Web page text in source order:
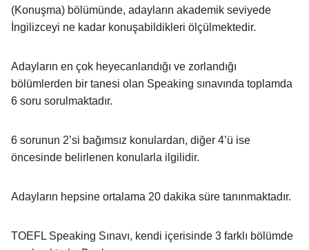
(Konuşma) bölümünde, adayların akademik seviyede
İngilizceyi ne kadar konuşabildikleri ölçülmektedir.
Adayların en çok heyecanlandığı ve zorlandığı
bölümlerden bir tanesi olan Speaking sınavında toplamda
6 soru sorulmaktadır.
6 sorunun 2’si bağımsız konulardan, diğer 4’ü ise
öncesinde belirlenen konularla ilgilidir.
Adayların hepsine ortalama 20 dakika süre tanınmaktadır.
TOEFL Speaking Sınavı, kendi içerisinde 3 farklı bölümde